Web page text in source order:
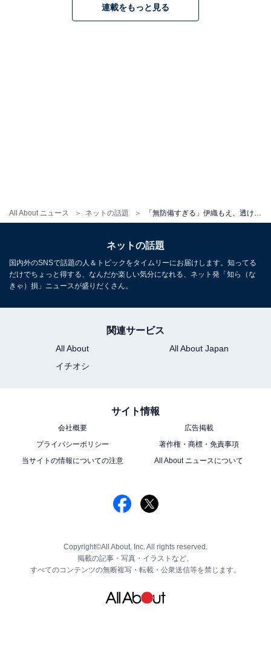
All About ニュース ネットの話題
連載をもっと見る
ネットの話題
国内外のSNSで話題の人＆トピックをタイムリーにお届けします。知ってる
だけでちょっと得する、なんだか楽しい気分になれる、ネット発「知ら（な
きゃ）損」ニュースが盛りだくさん。
関連サービス
All About
All About Japan
イチオシ
サイト情報
会社概要
広告掲載
プライバシーポリシー
著作権・商標・免責事項
当サイトの情報についての注意
All About ニュースについて
Copyright©All About, Inc. All rights reserved.
掲載の記事・写真・イラストなど、
すべてのコンテンツの無断複写・転載・公衆送信等を禁じます。